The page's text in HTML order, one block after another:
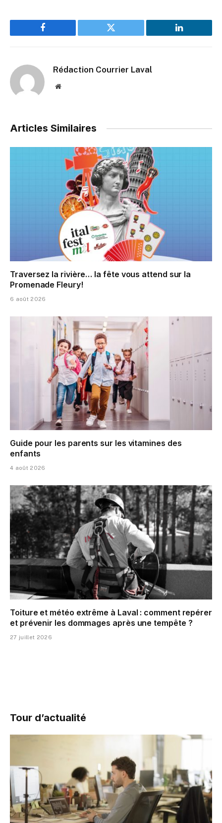
Facebook Twitter LinkedIn
Rédaction Courrier Laval
Website
Articles Similaires
Traversez la rivière… la fête vous attend sur la
Promenade Fleury!
6 août 2026
Guide pour les parents sur les vitamines des
enfants
4 août 2026
Toiture et météo extrême à Laval : comment repérer
et prévenir les dommages après une tempête ?
27 juillet 2026
Tour d’actualité